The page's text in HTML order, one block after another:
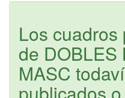
Los cuadros
de DOBLES
MASC